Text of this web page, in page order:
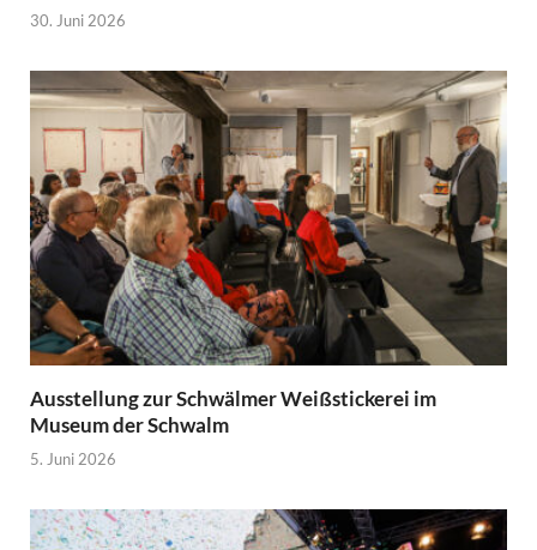
30. Juni 2026
Ausstellung zur Schwälmer Weißstickerei im
Museum der Schwalm
5. Juni 2026